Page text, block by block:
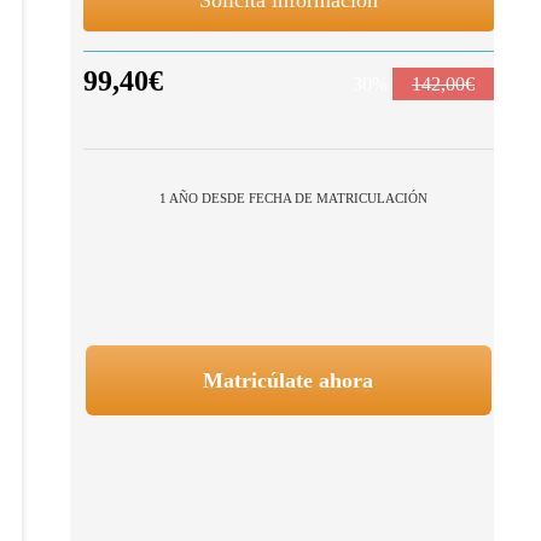
99,40€ 142,00€
1 AÑO DESDE FECHA DE MATRICULACIÓN
Matricúlate ahora